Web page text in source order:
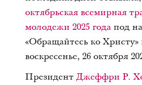
октябрьская всемирная
молодежи 2025 годапод
«Обращайтесь ко Христу»
воскресенье, 26 октября
Президент Джеффри Р.